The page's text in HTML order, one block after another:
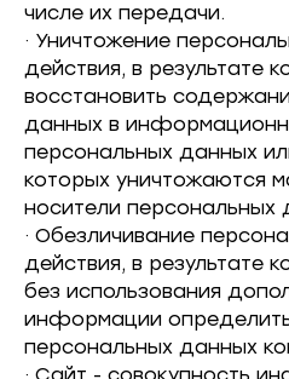
числе их передачи.
· Уничтожение
действия, в результате
восстановить
данных в
персональных данных
которых уничтожаются
носители персональных
· Обезличивание
действия, в результате
без использования
информации
персональных данных